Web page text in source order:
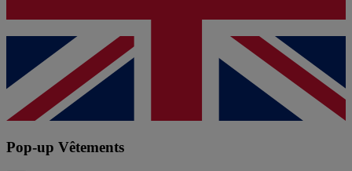
Pop-up Vêtements